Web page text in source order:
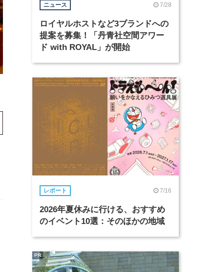
ニュース 7/28
ロイヤルホストなど3ブランドへの
提案を募集！「丹青社空間アワー
ド with ROYAL」が開始
レポート 7/16
2026年夏休みに行ける、おすすめ
のイベント10選：そのほかの地域
PR